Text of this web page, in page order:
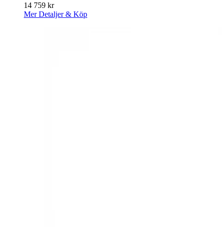
14 759 kr
Mer Detaljer & Köp